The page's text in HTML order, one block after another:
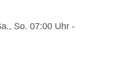
So. 07:00 Uhr -